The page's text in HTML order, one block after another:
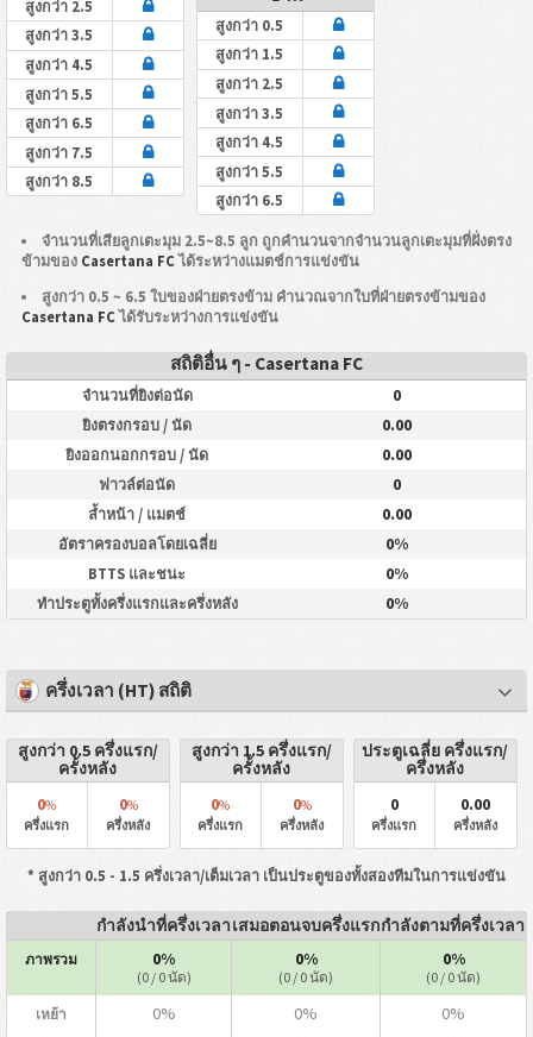
สูงกว่า 2.5
สูงกว่า 3.5
สูงกว่า 4.5
สูงกว่า 5.5
สูงกว่า 6.5
สูงกว่า 7.5
สูงกว่า 8.5
สูงกว่า 0.5
สูงกว่า 1.5
สูงกว่า 2.5
สูงกว่า 3.5
สูงกว่า 4.5
สูงกว่า 5.5
สูงกว่า 6.5
จำนวนที่เสียลูกเตะมุม 2.5~8.5 ลูก ถูกคำนวนจากจำนวนลูกเตะมุมที่ฝั่งตรง
ข้ามของ Casertana FCได้ระหว่างแมตช์การแข่งขัน
สูงกว่า 0.5 ~ 6.5 ใบของฝ่ายตรงข้าม คำนวณจากใบที่ฝ่ายตรงข้ามของ
Casertana FCได้รับระหว่างการแข่งขัน
สถิติอื่น ๆ - Casertana FC
จำนวนที่ยิงต่อนัด 0
ยิงตรงกรอบ / นัด 0.00
ยิงออกนอกกรอบ / นัด 0.00
ฟาวล์ต่อนัด 0
ล้ำหน้า / แมตช์ 0.00
อัตราครองบอลโดยเฉลี่ย 0%
BTTS และชนะ 0%
ทำประตูทั้งครึ่งแรกและครึ่งหลัง 0%
ครึ่งเวลา (HT) สถิติ
สูงกว่า 0.5 ครึ่งแรก/
ครั้งหลัง
0%
ครึ่งแรก
0%
ครึ่งหลัง
สูงกว่า 1.5 ครึ่งแรก/
ครั้งหลัง
0%
ครึ่งแรก
0%
ครึ่งหลัง
ประตูเฉลี่ย ครึ่งแรก/
ครึ่งหลัง
0
ครึ่งแรก
0.00
ครึ่งหลัง
* สูงกว่า 0.5 - 1.5 ครึ่งเวลา/เต็มเวลา เป็นประตูของทั้งสองทีมในการแข่งขัน
กำลังนำที่ครึ่งเวลาเสมอตอนจบครึ่งแรกกำลังตามที่ครึ่งเวลา
ภาพรวม 0%
(0 / 0 นัด)
0%
(0 / 0 นัด)
0%
(0 / 0 นัด)
เหย้า 0% 0% 0%